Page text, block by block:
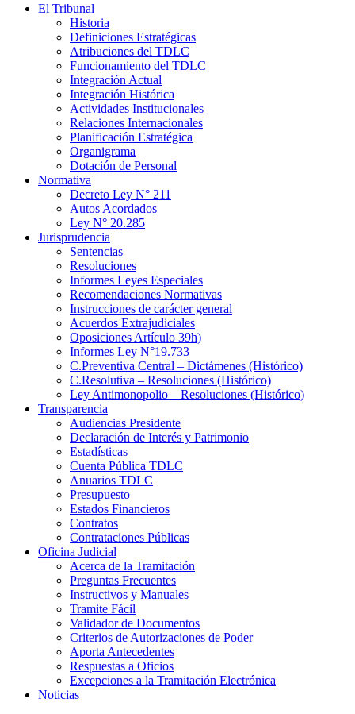
El Tribunal
Historia
Definiciones Estratégicas
Atribuciones del TDLC
Funcionamiento del TDLC
Integración Actual
Integración Histórica
Actividades Institucionales
Relaciones Internacionales
Planificación Estratégica
Organigrama
Dotación de Personal
Normativa
Decreto Ley N° 211
Autos Acordados
Ley N° 20.285
Jurisprudencia
Sentencias
Resoluciones
Informes Leyes Especiales
Recomendaciones Normativas
Instrucciones de carácter general
Acuerdos Extrajudiciales
Oposiciones Artículo 39h)
Informes Ley N°19.733
C.Preventiva Central – Dictámenes (Histórico)
C.Resolutiva – Resoluciones (Histórico)
Ley Antimonopolio – Resoluciones (Histórico)
Transparencia
Audiencias Presidente
Declaración de Interés y Patrimonio
Estadísticas
Cuenta Pública TDLC
Anuarios TDLC
Presupuesto
Estados Financieros
Contratos
Contrataciones Públicas
Oficina Judicial
Acerca de la Tramitación
Preguntas Frecuentes
Instructivos y Manuales
Tramite Fácil
Validador de Documentos
Criterios de Autorizaciones de Poder
Aporta Antecedentes
Respuestas a Oficios
Excepciones a la Tramitación Electrónica
Noticias